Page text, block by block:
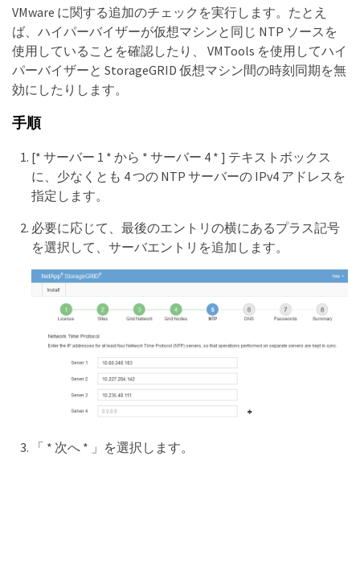
VMware に関する追加のチェックを実行します。たとえ
ば、ハイパーバイザーが仮想マシンと同じ NTP ソースを
使用していることを確認したり、 VMTools を使用してハイ
パーバイザーと StorageGRID 仮想マシン間の時刻同期を無
効にしたりします。
手順
[* サーバー 1 * から * サーバー 4 * ] テキストボックス
に、少なくとも 4 つの NTP サーバーの IPv4 アドレスを
指定します。
必要に応じて、最後のエントリの横にあるプラス記号
を選択して、サーバエントリを追加します。
「 * 次へ * 」を選択します。